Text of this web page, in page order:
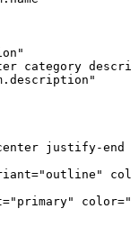
category
justify-end
="outline"
="primary" color=